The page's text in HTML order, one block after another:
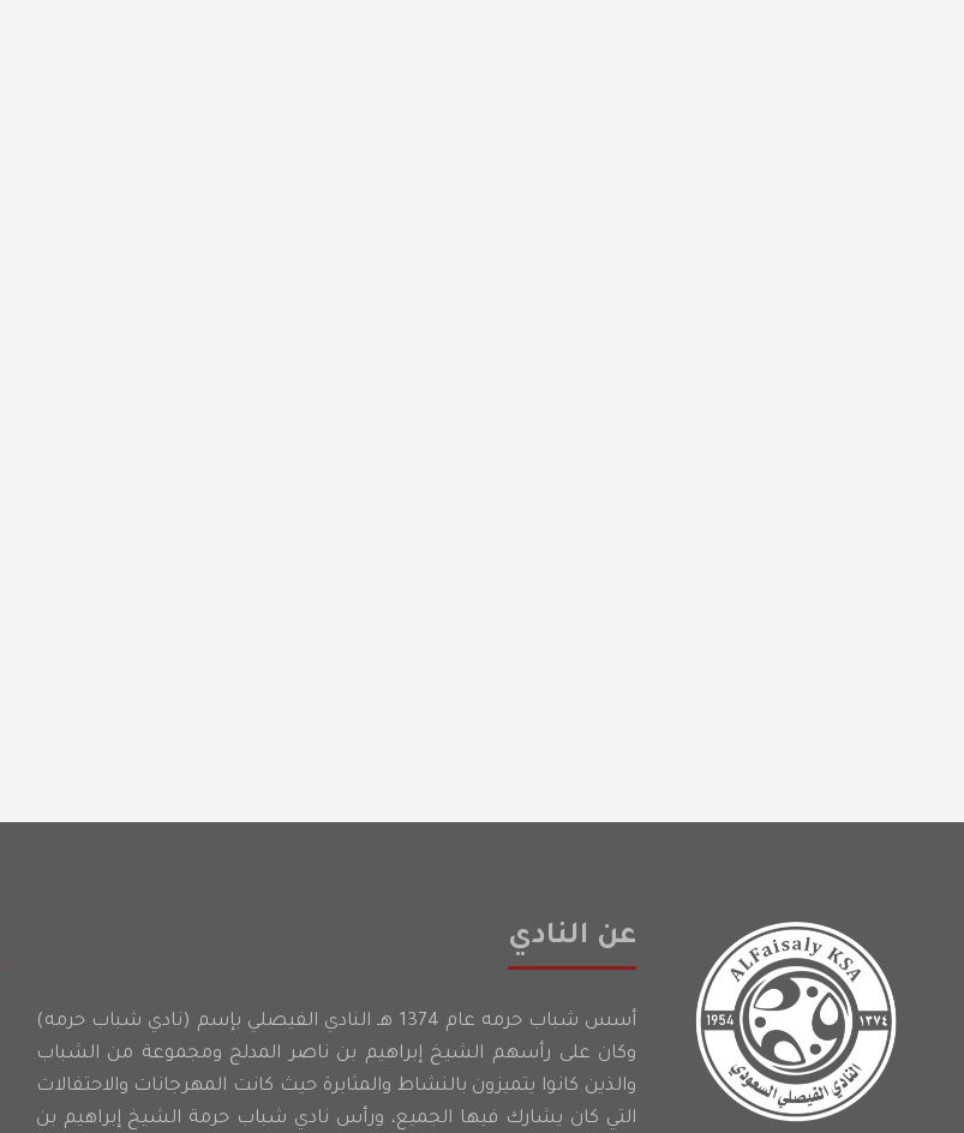
عن النادي
أسس شباب حرمه عام 1374 هـ النادي الفيصلي بإسم (نادي شباب حرمه)
وكان على رأسهم الشيخ إبراهيم بن ناصر المدلج ومجموعة من الشباب
والذين كانوا يتميزون بالنشاط والمثابرة حيث كانت المهرجانات والاحتفالات
التي كان يشارك فيها الجميع، ورأس نادي شباب حرمة الشيخ إبراهيم بن